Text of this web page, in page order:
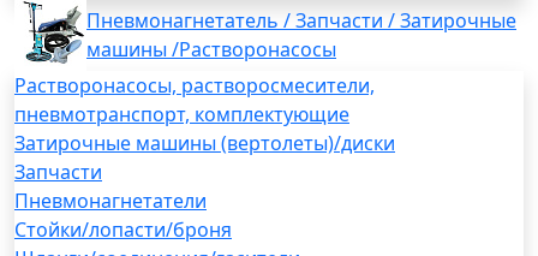
Пневмонагнетатель / Запчасти / Затирочные
машины /Растворонасосы
Растворонасосы, растворосмесители,
пневмотранспорт, комплектующие
Затирочные машины (вертолеты)/диски
Запчасти
Пневмонагнетатели
Стойки/лопасти/броня